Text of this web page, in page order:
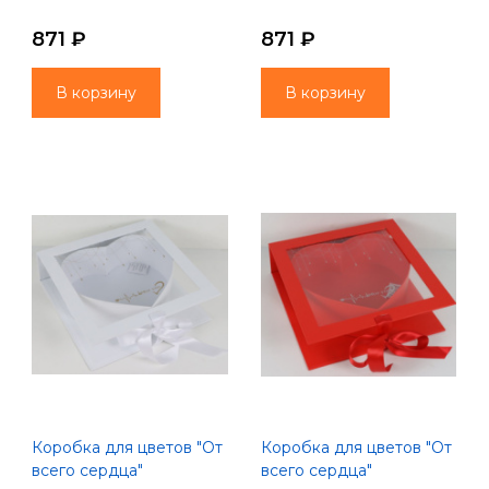
871 ₽
В корзину
871 ₽
В корзину
Коробка для цветов "От
всего сердца"
Коробка для цветов "От
всего сердца"